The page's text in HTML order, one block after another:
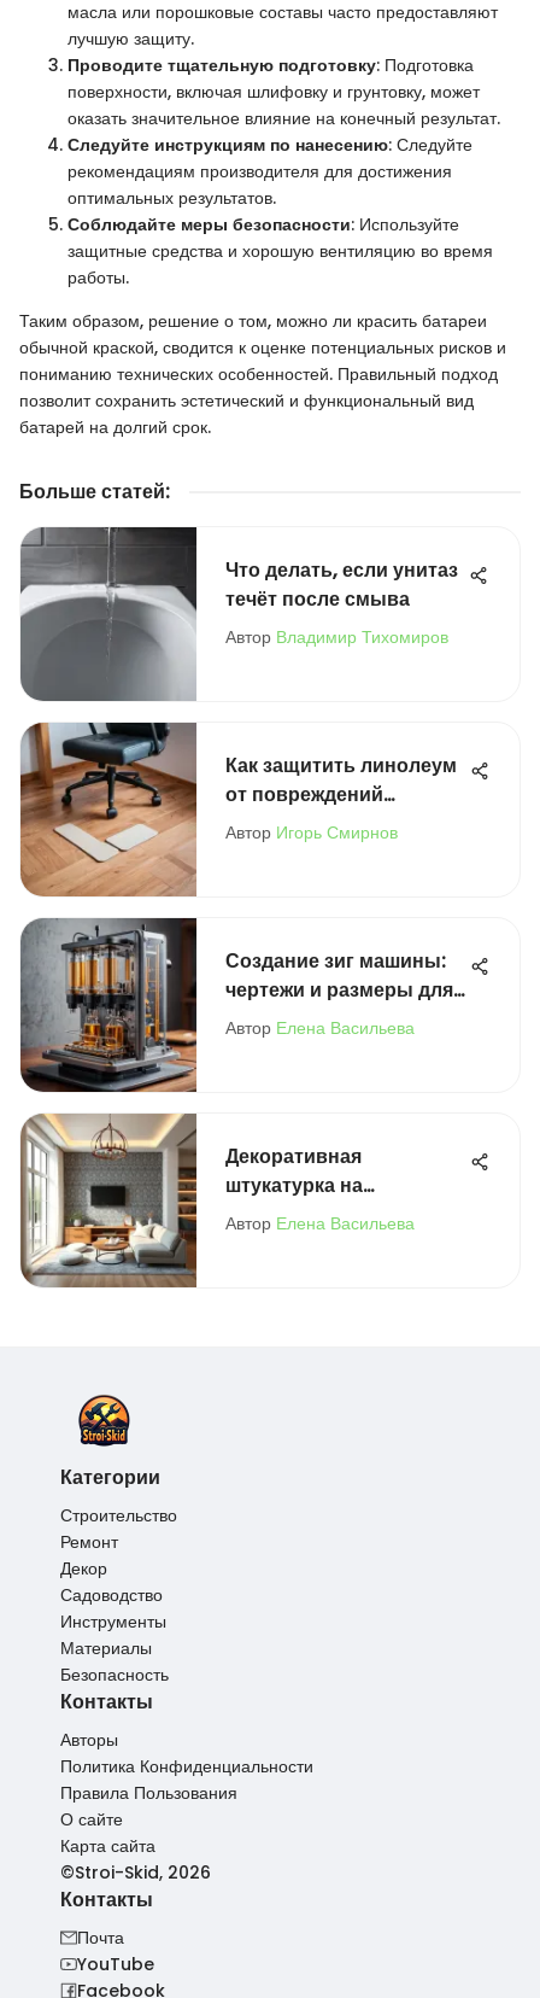
масла или порошковые составы часто предоставляют
лучшую защиту.
Проводите тщательную подготовку: Подготовка
поверхности, включая шлифовку и грунтовку, может
оказать значительное влияние на конечный результат.
Следуйте инструкциям по нанесению: Следуйте
рекомендациям производителя для достижения
оптимальных результатов.
Соблюдайте меры безопасности: Используйте
защитные средства и хорошую вентиляцию во время
работы.
Таким образом, решение о том, можно ли красить батареи
обычной краской, сводится к оценке потенциальных рисков и
пониманию технических особенностей. Правильный подход
позволит сохранить эстетический и функциональный вид
батарей на долгий срок.
Больше статей:
Что делать, если унитаз
течёт после смыва
Автор Владимир Тихомиров
Как защитить линолеум
от повреждений
ножками стула
Автор Игорь Смирнов
Создание зиг машины:
чертежи и размеры для
DIY
Автор Елена Васильева
Декоративная
штукатурка на
гипсокартон: пошаговое
Автор Елена Васильева
Категории
Строительство
Ремонт
Декор
Садоводство
Инструменты
Материалы
Безопасность
Контакты
Авторы
Политика Конфиденциальности
Правила Пользования
О сайте
Карта сайта
©Stroi-Skid, 2026
Контакты
Почта
YouTube
Facebook